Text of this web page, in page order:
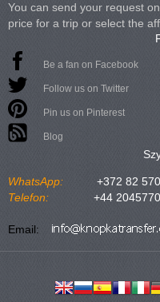
You can send your request
price for a trip or select the
Be a fan on Facebook
Follow us on Twitter
Pin us on Pinterest
Blog
WhatsApp:
+372 82
Telefon:
+44
Email: